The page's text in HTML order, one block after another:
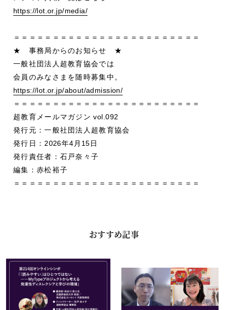
https://lot.or.jp/media/
＝＝＝＝＝＝＝＝＝＝＝＝＝＝＝＝＝＝＝＝＝＝＝＝
★ 事務局からのお知らせ ★
一般社団法人超教育協会では
会員のみなさまを随時募集中。
https://lot.or.jp/about/admission/
＝＝＝＝＝＝＝＝＝＝＝＝＝＝＝＝＝＝＝＝＝＝＝＝
超教育メールマガジン vol.092
発行元：一般社団法人超教育協会
発行日： 2026年4 月 15日
発行責任者：石戸奈々子
編集：赤松裕子
＝＝＝＝＝＝＝＝＝＝＝＝＝＝＝＝＝＝＝＝＝＝＝＝
おすすめ記事